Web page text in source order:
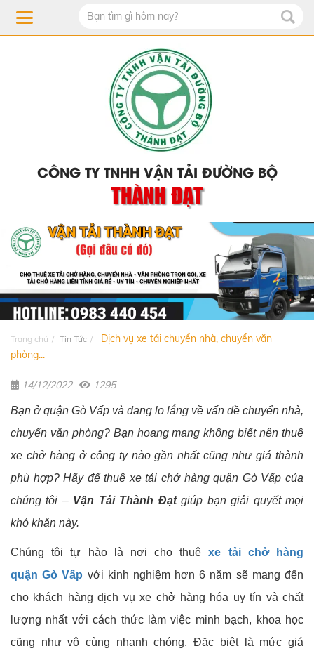
CÔNG TY TNHH VẬN TẢI ĐƯỜNG BỘ
THÀNH ĐẠT
Trang chủ Tin Tức
Dịch vụ xe tải chuyển nhà, chuyển văn
phòng...
14/12/2022 1295
Bạn ở quận Gò Vấp và đang lo lắng về vấn đề chuyển nhà,
chuyển văn phòng? Bạn hoang mang không biết nên thuê
xe chở hàng ở công ty nào gần nhất cũng như giá thành
phù hợp? Hãy để thuê xe tải chở hàng quận Gò Vấp của
chúng tôi – Vận Tải Thành Đạtgiúp bạn giải quyết mọi
khó khăn này.
Chúng tôi tự hào là nơi cho thuêxe tải chở hàng
quận Gò Vấp với kinh nghiệm hơn 6 năm sẽ mang đến
cho khách hàng dịch vụ xe chở hàng hóa uy tín và chất
lượng nhất với cách thức làm việc minh bạch, khoa học
cũng như vô cùng nhanh chóng. Đặc biệt là mức giá